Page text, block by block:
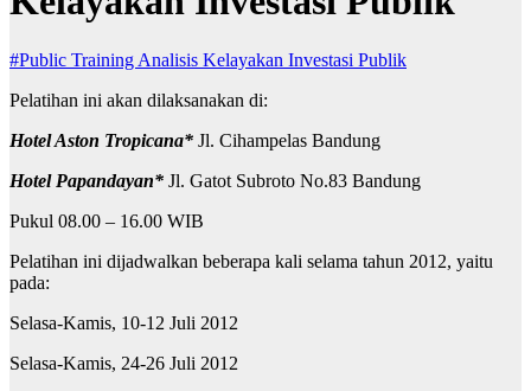
#Public Training Analisis Kelayakan Investasi Publik
Pelatihan ini akan dilaksanakan di:
Hotel Aston Tropicana* Jl. Cihampelas Bandung
Hotel Papandayan* Jl. Gatot Subroto No.83 Bandung
Pukul 08.00 – 16.00 WIB
Pelatihan ini dijadwalkan beberapa kali selama tahun 2012, yaitu
pada:
Selasa-Kamis, 10-12 Juli 2012
Selasa-Kamis, 24-26 Juli 2012